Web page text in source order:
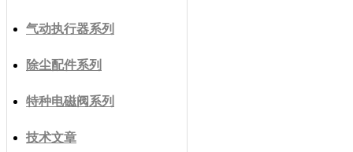
气动执行器系列
除尘配件系列
特种电磁阀系列
技术文章